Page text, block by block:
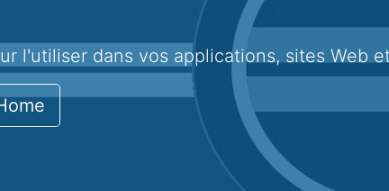
l'utiliser dans vos applications, sites Web